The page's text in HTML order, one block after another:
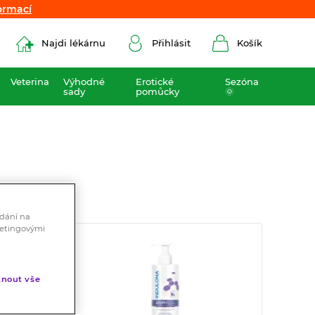
Najdi lékárnu Přihlásit Košík
Veterina
Výhodné
sady
Erotické
pomůcky
Sezóna
🌞
na
vše